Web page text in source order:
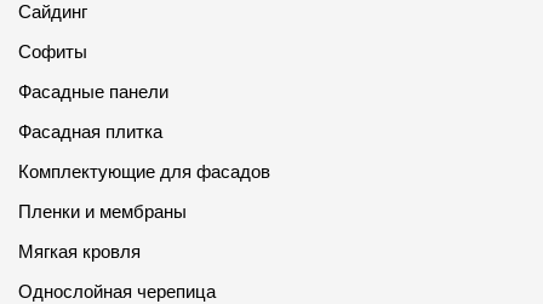
Сайдинг
Софиты
Фасадные панели
Фасадная плитка
Комплектующие для фасадов
Пленки и мембраны
Мягкая кровля
Однослойная черепица